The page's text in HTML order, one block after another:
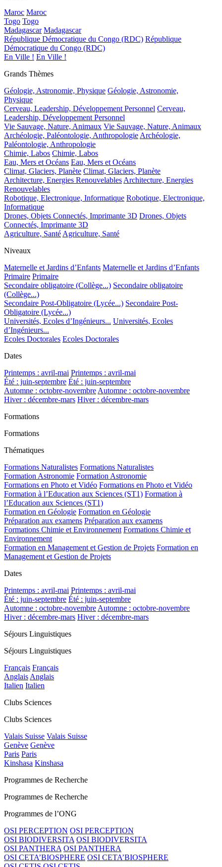
Maroc Maroc
Togo Togo
Madagascar Madagascar
République Démocratique du Congo (RDC) République
Démocratique du Congo (RDC)
En Ville ! En Ville !
Grands Thèmes
Géologie, Astronomie, Physique Géologie, Astronomie,
Physique
Cerveau, Leadership, Développement Personnel Cerveau,
Leadership, Développement Personnel
Vie Sauvage, Nature, Animaux Vie Sauvage, Nature, Animaux
Archéologie, Paléontologie, Anthropologie Archéologie,
Paléontologie, Anthropologie
Chimie, Labos Chimie, Labos
Eau, Mers et Océans Eau, Mers et Océans
Climat, Glaciers, Planète Climat, Glaciers, Planète
Architecture, Energies Renouvelables Architecture, Energies
Renouvelables
Robotique, Electronique, Informatique Robotique, Electronique,
Informatique
Drones, Objets Connectés, Imprimante 3D Drones, Objets
Connectés, Imprimante 3D
Agriculture, Santé Agriculture, Santé
Niveaux
Maternelle et Jardins d’Enfants Maternelle et Jardins d’Enfants
Primaire Primaire
Secondaire obligatoire (Collège...) Secondaire obligatoire
(Collège...)
Secondaire Post-Obligatoire (Lycée...) Secondaire Post-
Obligatoire (Lycée...)
Universités, Ecoles d’Ingénieurs... Universités, Ecoles
d’Ingénieurs...
Ecoles Doctorales Ecoles Doctorales
Dates
Printemps : avril-mai Printemps : avril-mai
Été : juin-septembre Été : juin-septembre
Automne : octobre-novembre Automne : octobre-novembre
Hiver : décembre-mars Hiver : décembre-mars
Formations
Formations
Thématiques
Formations Naturalistes Formations Naturalistes
Formation Astronomie Formation Astronomie
Formations en Photo et Vidéo Formations en Photo et Vidéo
Formation à l’Education aux Sciences (ST1) Formation à
l’Education aux Sciences (ST1)
Formation en Géologie Formation en Géologie
Préparation aux examens Préparation aux examens
Formations Chimie et Environnement Formations Chimie et
Environnement
Formation en Management et Gestion de Projets Formation en
Management et Gestion de Projets
Dates
Printemps : avril-mai Printemps : avril-mai
Été : juin-septembre Été : juin-septembre
Automne : octobre-novembre Automne : octobre-novembre
Hiver : décembre-mars Hiver : décembre-mars
Séjours Linguistiques
Séjours Linguistiques
Français Français
Anglais Anglais
Italien Italien
Clubs Sciences
Clubs Sciences
Valais Suisse Valais Suisse
Genève Genève
Paris Paris
Kinshasa Kinshasa
Programmes de Recherche
Programmes de Recherche
Programmes de l’ONG
OSI PERCEPTION OSI PERCEPTION
OSI BIODIVERSITA OSI BIODIVERSITA
OSI PANTHERA OSI PANTHERA
OSI CETA’BIOSPHERE OSI CETA’BIOSPHERE